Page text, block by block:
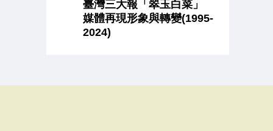
臺灣三大報「翠玉白菜」
媒體再現形象與轉變(1995-
2024)